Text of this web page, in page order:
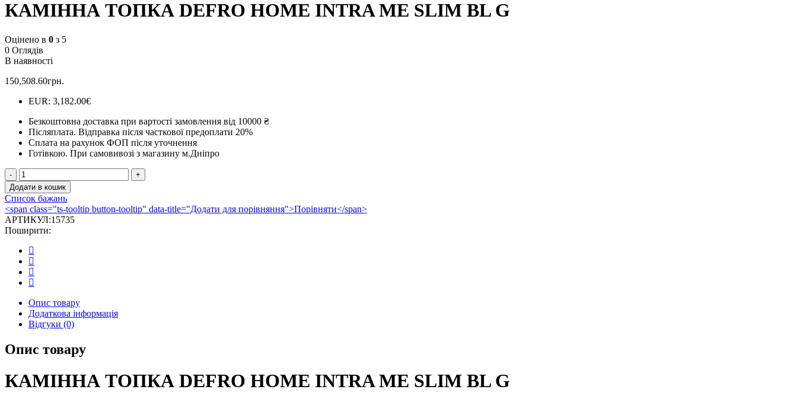
КАМІННА ТОПКА DEFRO HOME INTRA ME SLIM BL G
Оцінено в 0 з 5
0 Оглядів
В наявності
150,508.60грн.
EUR: 3,182.00€
Безкоштовна доставка при вартості замовлення від 10000 ₴
Післяплата. Відправка після часткової предоплати 20%
Сплата на рахунок ФОП після уточнення
Готівкою. При самовивозі з магазину м.Дніпро
КАМІННА
ТОПКА
DEFRO
HOME
INTRA
ME
SLIM
BL
G
кількість
Додати в кошик
Список бажань
<span class="ts-tooltip button-tooltip" data-title="Додати для порівняння">Порівняти</span>
АРТИКУЛ:15735
Поширити:
Опис товару
Додаткова інформація
Відгуки (0)
Опис товару
КАМІННА ТОПКА DEFRO HOME INTRA ME SLIM BL G